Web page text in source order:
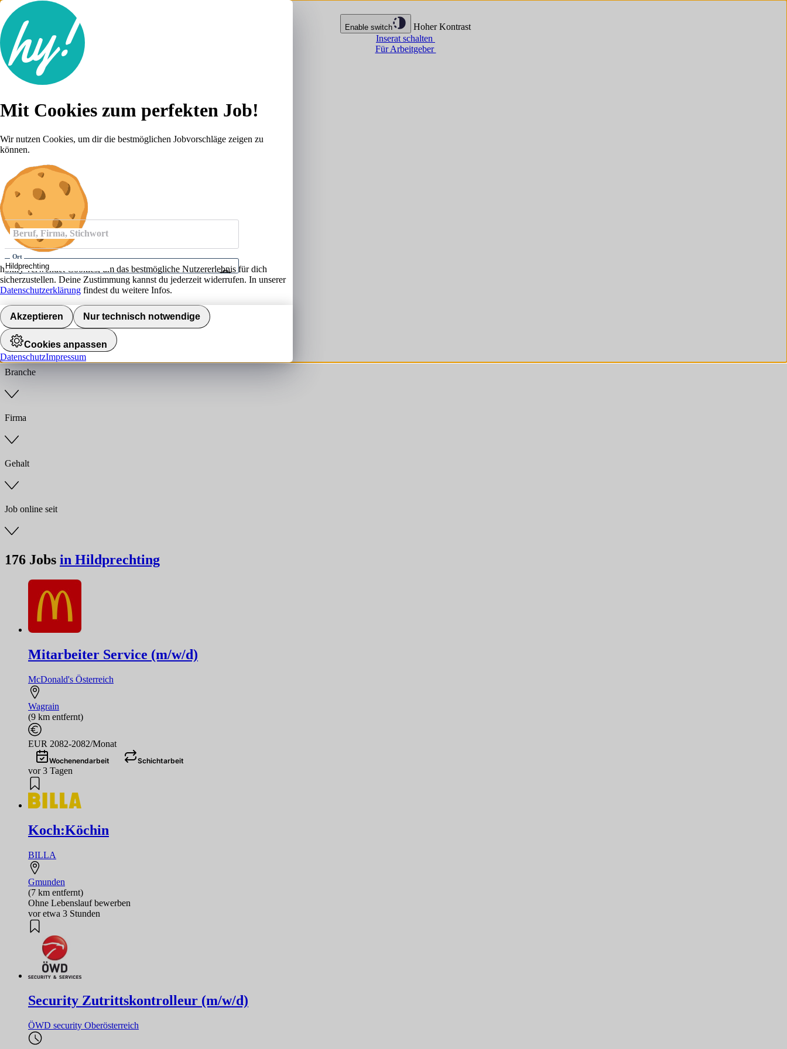
Enable switch
Hoher Kontrast
Inserat schalten
Für Arbeitgeber
Lebenslauf
Karriere-Tipps
Anmelden
Beruf, Firma, Stichwort
Ort
Umkreis
Jobs finden
Anstellungsart
Branche
Firma
Gehalt
Job online seit
176 Jobs in Hildprechting
Mitarbeiter Service (m/w/d)
McDonald's Österreich
Wagrain
(9 km entfernt)
EUR 2082-2082/Monat
Wochenendarbeit Schichtarbeit
vor 3 Tagen
Koch:Köchin
BILLA
Gmunden
(7 km entfernt)
Ohne Lebenslauf bewerben
vor etwa 3 Stunden
Security Zutrittskontrolleur (m/w/d)
ÖWD security Oberösterreich
Mit Cookies zum perfekten Job!
Wir nutzen Cookies, um dir die bestmöglichen Jobvorschläge zeigen zu
können.
hokify verwendet Cookies, um das bestmögliche Nutzererlebnis für dich
sicherzustellen. Deine Zustimmung kannst du jederzeit widerrufen. In unserer
Datenschutzerklärung findest du weitere Infos.
Akzeptieren Nur technisch notwendige
Cookies anpassen
DatenschutzImpressum